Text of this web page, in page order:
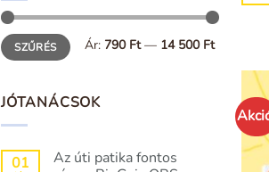
Min
ár
Max
ár SZŰRÉS Ár: 790 Ft— 14 500 Ft
JÓTANÁCSOK
01
Az úti patika fontos